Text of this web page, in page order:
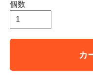
個数
カ